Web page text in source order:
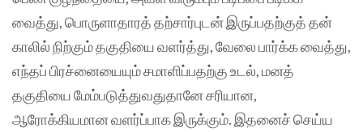
வைத்து, பொருளாதாரத் தற்சார்புடன் இருப்பதற்குத் தன்
காலில் நிற்கும் தகுதியை வளர்த்து, வேலை பார்க்க வைத்து,
எந்தப் பிரச்னையையும் சமாளிப்பதற்கு உடல், மனத்
தகுதியை மேம்படுத்துவதுதானே சரியான,
ஆரோக்கியமான வளர்ப்பாக இருக்கும். இதனைச் செய்ய